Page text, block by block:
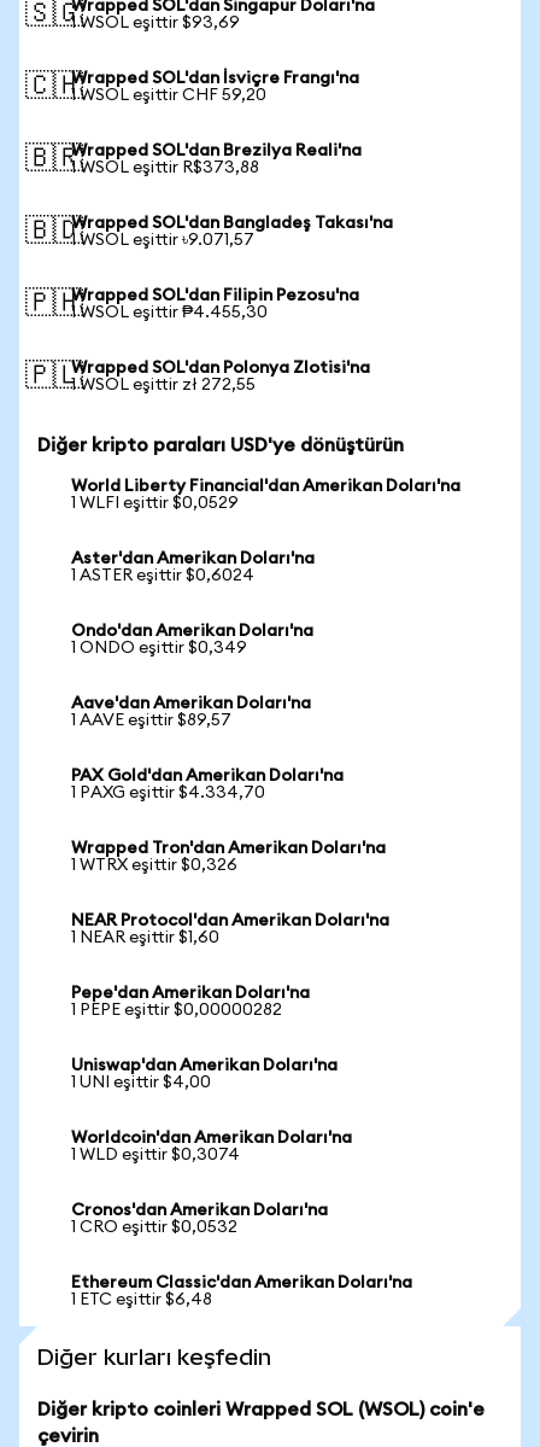
🇸🇬Wrapped SOL'dan Singapur Doları'na
1 WSOL eşittir $93,69
🇨🇭Wrapped SOL'dan İsviçre Frangı'na
1 WSOL eşittir CHF 59,20
🇧🇷Wrapped SOL'dan Brezilya Reali'na
1 WSOL eşittir R$373,88
🇧🇩Wrapped SOL'dan Bangladeş Takası'na
1 WSOL eşittir ৳9.071,57
🇵🇭Wrapped SOL'dan Filipin Pezosu'na
1 WSOL eşittir ₱4.455,30
🇵🇱Wrapped SOL'dan Polonya Zlotisi'na
1 WSOL eşittir zł 272,55
Diğer kripto paraları USD'ye dönüştürün
World Liberty Financial'dan Amerikan Doları'na
1 WLFI eşittir $0,0529
Aster'dan Amerikan Doları'na
1 ASTER eşittir $0,6024
Ondo'dan Amerikan Doları'na
1 ONDO eşittir $0,349
Aave'dan Amerikan Doları'na
1 AAVE eşittir $89,57
PAX Gold'dan Amerikan Doları'na
1 PAXG eşittir $4.334,70
Wrapped Tron'dan Amerikan Doları'na
1 WTRX eşittir $0,326
NEAR Protocol'dan Amerikan Doları'na
1 NEAR eşittir $1,60
Pepe'dan Amerikan Doları'na
1 PEPE eşittir $0,00000282
Uniswap'dan Amerikan Doları'na
1 UNI eşittir $4,00
Worldcoin'dan Amerikan Doları'na
1 WLD eşittir $0,3074
Cronos'dan Amerikan Doları'na
1 CRO eşittir $0,0532
Ethereum Classic'dan Amerikan Doları'na
1 ETC eşittir $6,48
Diğer kurları keşfedin
Diğer kripto coinleri Wrapped SOL (WSOL) coin'e
çevirin